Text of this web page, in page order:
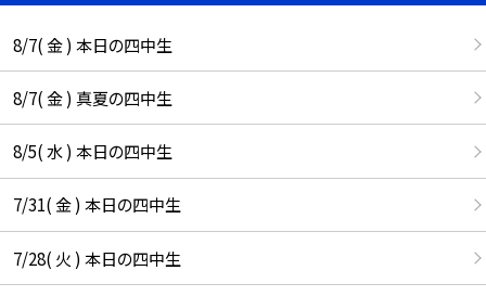
8/7( 金 ) 本日の四中生
8/7( 金 ) 真夏の四中生
8/5( 水 ) 本日の四中生
7/31( 金 ) 本日の四中生
7/28( 火 ) 本日の四中生